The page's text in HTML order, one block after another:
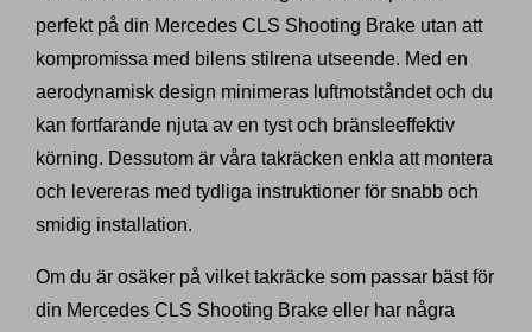
perfekt på din Mercedes CLS Shooting Brake utan att
kompromissa med bilens stilrena utseende. Med en
aerodynamisk design minimeras luftmotståndet och du
kan fortfarande njuta av en tyst och bränsleeffektiv
körning. Dessutom är våra takräcken enkla att montera
och levereras med tydliga instruktioner för snabb och
smidig installation.
Om du är osäker på vilket takräcke som passar bäst för
din Mercedes CLS Shooting Brake eller har några